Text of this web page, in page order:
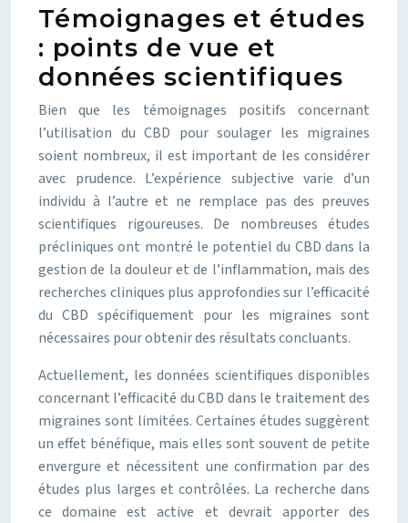
Témoignages et études
: points de vue et
données scientifiques
Bien que les témoignages positifs concernant
l’utilisation du CBD pour soulager les migraines
soient nombreux, il est important de les considérer
avec prudence. L’expérience subjective varie d’un
individu à l’autre et ne remplace pas des preuves
scientifiques rigoureuses. De nombreuses études
précliniques ont montré le potentiel du CBD dans la
gestion de la douleur et de l’inflammation, mais des
recherches cliniques plus approfondies sur l’efficacité
du CBD spécifiquement pour les migraines sont
nécessaires pour obtenir des résultats concluants.
Actuellement, les données scientifiques disponibles
concernant l’efficacité du CBD dans le traitement des
migraines sont limitées. Certaines études suggèrent
un effet bénéfique, mais elles sont souvent de petite
envergure et nécessitent une confirmation par des
études plus larges et contrôlées. La recherche dans
ce domaine est active et devrait apporter des